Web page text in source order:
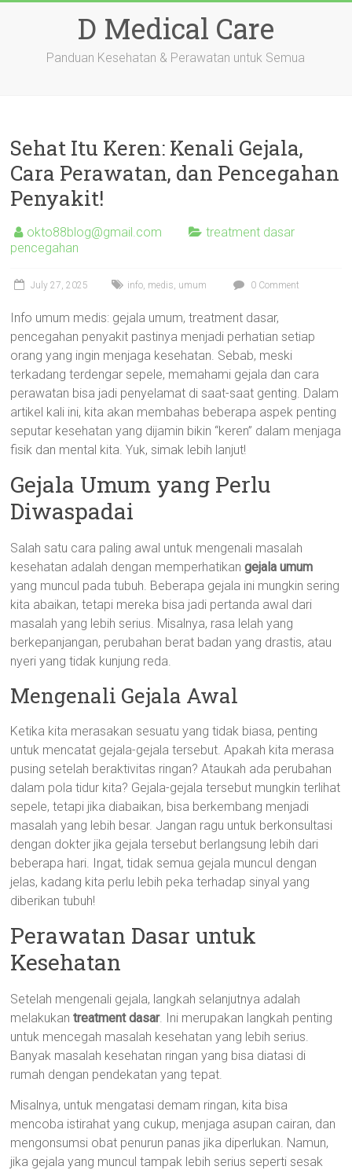
D Medical Care
Panduan Kesehatan & Perawatan untuk Semua
Sehat Itu Keren: Kenali Gejala,
Cara Perawatan, dan Pencegahan
Penyakit!
okto88blog@gmail.com
treatment dasar
pencegahan
July 27, 2025 info, medis, umum 0 Comment
Info umum medis: gejala umum, treatment dasar,
pencegahan penyakit pastinya menjadi perhatian setiap
orang yang ingin menjaga kesehatan. Sebab, meski
terkadang terdengar sepele, memahami gejala dan cara
perawatan bisa jadi penyelamat di saat-saat genting. Dalam
artikel kali ini, kita akan membahas beberapa aspek penting
seputar kesehatan yang dijamin bikin “keren” dalam menjaga
fisik dan mental kita. Yuk, simak lebih lanjut!
Gejala Umum yang Perlu
Diwaspadai
Salah satu cara paling awal untuk mengenali masalah
kesehatan adalah dengan memperhatikangejala umum
yang muncul pada tubuh. Beberapa gejala ini mungkin sering
kita abaikan, tetapi mereka bisa jadi pertanda awal dari
masalah yang lebih serius. Misalnya, rasa lelah yang
berkepanjangan, perubahan berat badan yang drastis, atau
nyeri yang tidak kunjung reda.
Mengenali Gejala Awal
Ketika kita merasakan sesuatu yang tidak biasa, penting
untuk mencatat gejala-gejala tersebut. Apakah kita merasa
pusing setelah beraktivitas ringan? Ataukah ada perubahan
dalam pola tidur kita? Gejala-gejala tersebut mungkin terlihat
sepele, tetapi jika diabaikan, bisa berkembang menjadi
masalah yang lebih besar. Jangan ragu untuk berkonsultasi
dengan dokter jika gejala tersebut berlangsung lebih dari
beberapa hari. Ingat, tidak semua gejala muncul dengan
jelas, kadang kita perlu lebih peka terhadap sinyal yang
diberikan tubuh!
Perawatan Dasar untuk
Kesehatan
Setelah mengenali gejala, langkah selanjutnya adalah
melakukantreatment dasar. Ini merupakan langkah penting
untuk mencegah masalah kesehatan yang lebih serius.
Banyak masalah kesehatan ringan yang bisa diatasi di
rumah dengan pendekatan yang tepat.
Misalnya, untuk mengatasi demam ringan, kita bisa
mencoba istirahat yang cukup, menjaga asupan cairan, dan
mengonsumsi obat penurun panas jika diperlukan. Namun,
jika gejala yang muncul tampak lebih serius seperti sesak